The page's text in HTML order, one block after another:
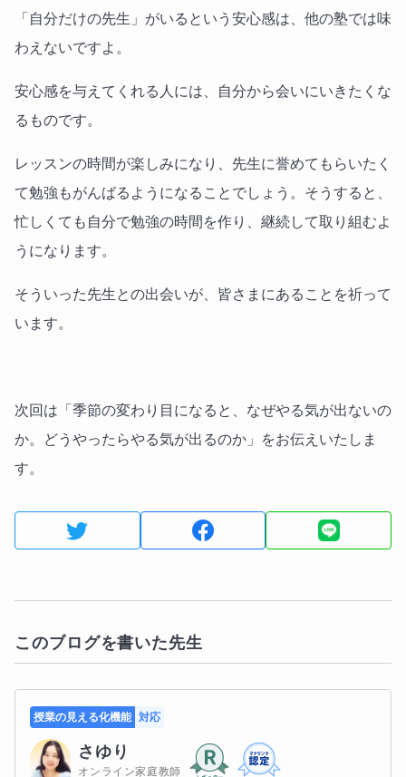
「自分だけの先生」がいるという安心感は、他の塾では味
わえないですよ。
安心感を与えてくれる人には、自分から会いにいきたくな
るものです。
レッスンの時間が楽しみになり、先生に誉めてもらいたく
て勉強もがんばるようになることでしょう。そうすると、
忙しくても自分で勉強の時間を作り、継続して取り組むよ
うになります。
そういった先生との出会いが、皆さまにあることを祈って
います。
次回は「季節の変わり目になると、なぜやる気が出ないの
か。どうやったらやる気が出るのか」をお伝えいたしま
す。
このブログを書いた先生
授業の見える化機能 対応
さゆり
オンライン家庭教師